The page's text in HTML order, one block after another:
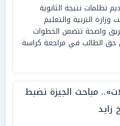
تظلمات نتيجة الثانوية
وضعت وزارة التربية والتعليم
واضحة تتضمن الخطوات
حق الطالب في مراجعة كراسة
مباحث الجيزة تضبط
زايد